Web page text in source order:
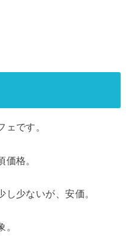
ェです。
格。
少ないが、安価。